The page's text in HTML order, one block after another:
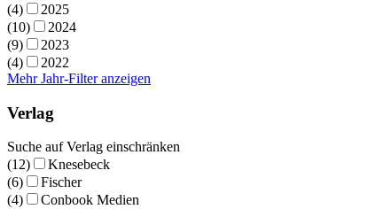
(4)
2025
(10)
2024
(9)
2023
(4)
2022
Mehr Jahr-Filter anzeigen
Verlag
Suche auf Verlag einschränken
(12)
Knesebeck
(6)
Fischer
(4)
Conbook Medien